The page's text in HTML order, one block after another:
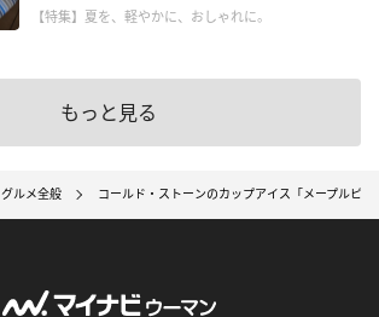
【特集】夏を、軽やかに、おしゃれに。
もっと見る
グルメ全般 コールド・ストーンのカップアイス「メープルピ